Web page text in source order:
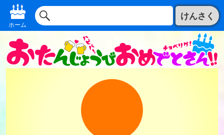
ホーム
けんさく